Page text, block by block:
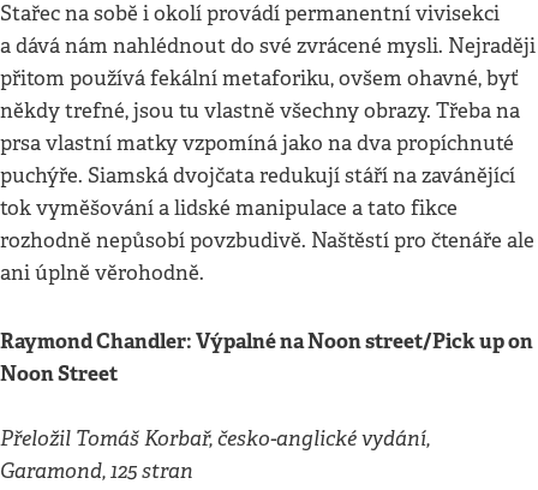
Stařec na sobě i okolí provádí permanentní vivisekci
a dává nám nahlédnout do své zvrácené mysli. Nejraději
přitom používá fekální metaforiku, ovšem ohavné, byť
někdy trefné, jsou tu vlastně všechny obrazy. Třeba na
prsa vlastní matky vzpomíná jako na dva propíchnuté
puchýře. Siamská dvojčata redukují stáří na zavánějící
tok vyměšování a lidské manipulace a tato fikce
rozhodně nepůsobí povzbudivě. Naštěstí pro čtenáře ale
ani úplně věrohodně.
Raymond Chandler: Výpalné na Noon street/Pick up on
Noon Street
Přeložil Tomáš Korbař, česko-anglické vydání,
Garamond, 125 stran